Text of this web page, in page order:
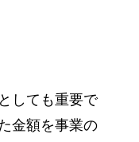
しても重要で
金額を事業の